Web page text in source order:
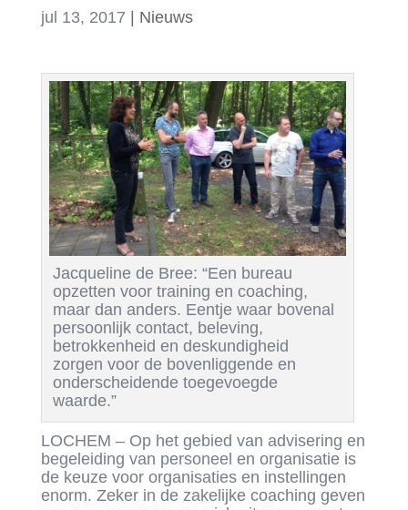
jul 13, 2017 Nieuws
Jacqueline de Bree: “Een bureau
opzetten voor training en coaching,
maar dan anders. Eentje waar bovenal
persoonlijk contact, beleving,
betrokkenheid en deskundigheid
zorgen voor de bovenliggende en
onderscheidende toegevoegde
waarde.”
LOCHEM – Op het gebied van advisering en
begeleiding van personeel en organisatie is
de keuze voor organisaties en instellingen
enorm. Zeker in de zakelijke coaching geven